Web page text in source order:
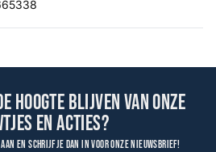
hoogte blijven van onze
en acties?
aan en schrijf je dan in voor onze nieuwsbrief!